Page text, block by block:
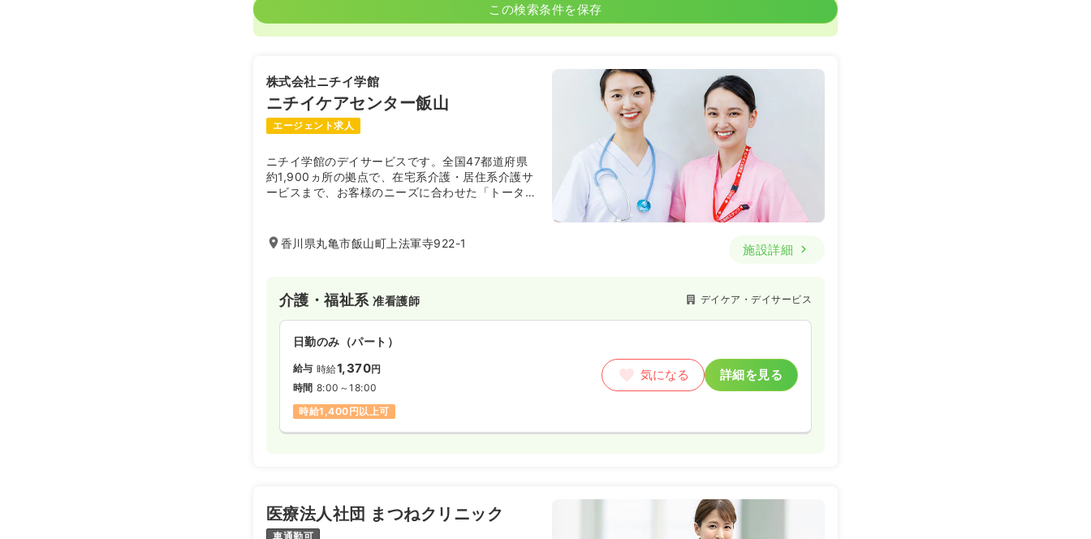
給与 時給1,300円
ブランク可
第二新卒可
介護・福祉系
日勤のみ（常勤） 一時募集休止
給与 17.5万円〜/月 賞与2回
土日祝休み
月給20万円以上可
気になる 詳細を見る
2交代（常勤） 一時募集休止
給与
※一例
時間 8:30～17:30
4週8休以上
月給26万円以上可
土日祝休み
時給1,500円以上可
この検索条件を保存
株式会社ニチイ学館
ニチイケアセンター飯山
エージェント求人
ニチイ学館のデイサービスです。全国47都道府県
約1,900ヵ所の拠点で、在宅系介護・居住系介護サ
ービスまで、お客様のニーズに合わせた「トータル
香川県丸亀市飯山町上法軍寺922-1 施設詳細
介護・福祉系准看護師 デイケア・デイサービス
日勤のみ（パート）
給与 時給1,370円
時間 8:00～18:00
時給1,400円以上可
気になる 詳細を見る
医療法人社団 まつねクリニック
車通勤可